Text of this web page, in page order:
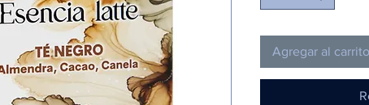
Agregar al carrito